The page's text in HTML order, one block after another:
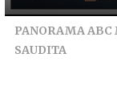
PANORAMA
SAUDITA